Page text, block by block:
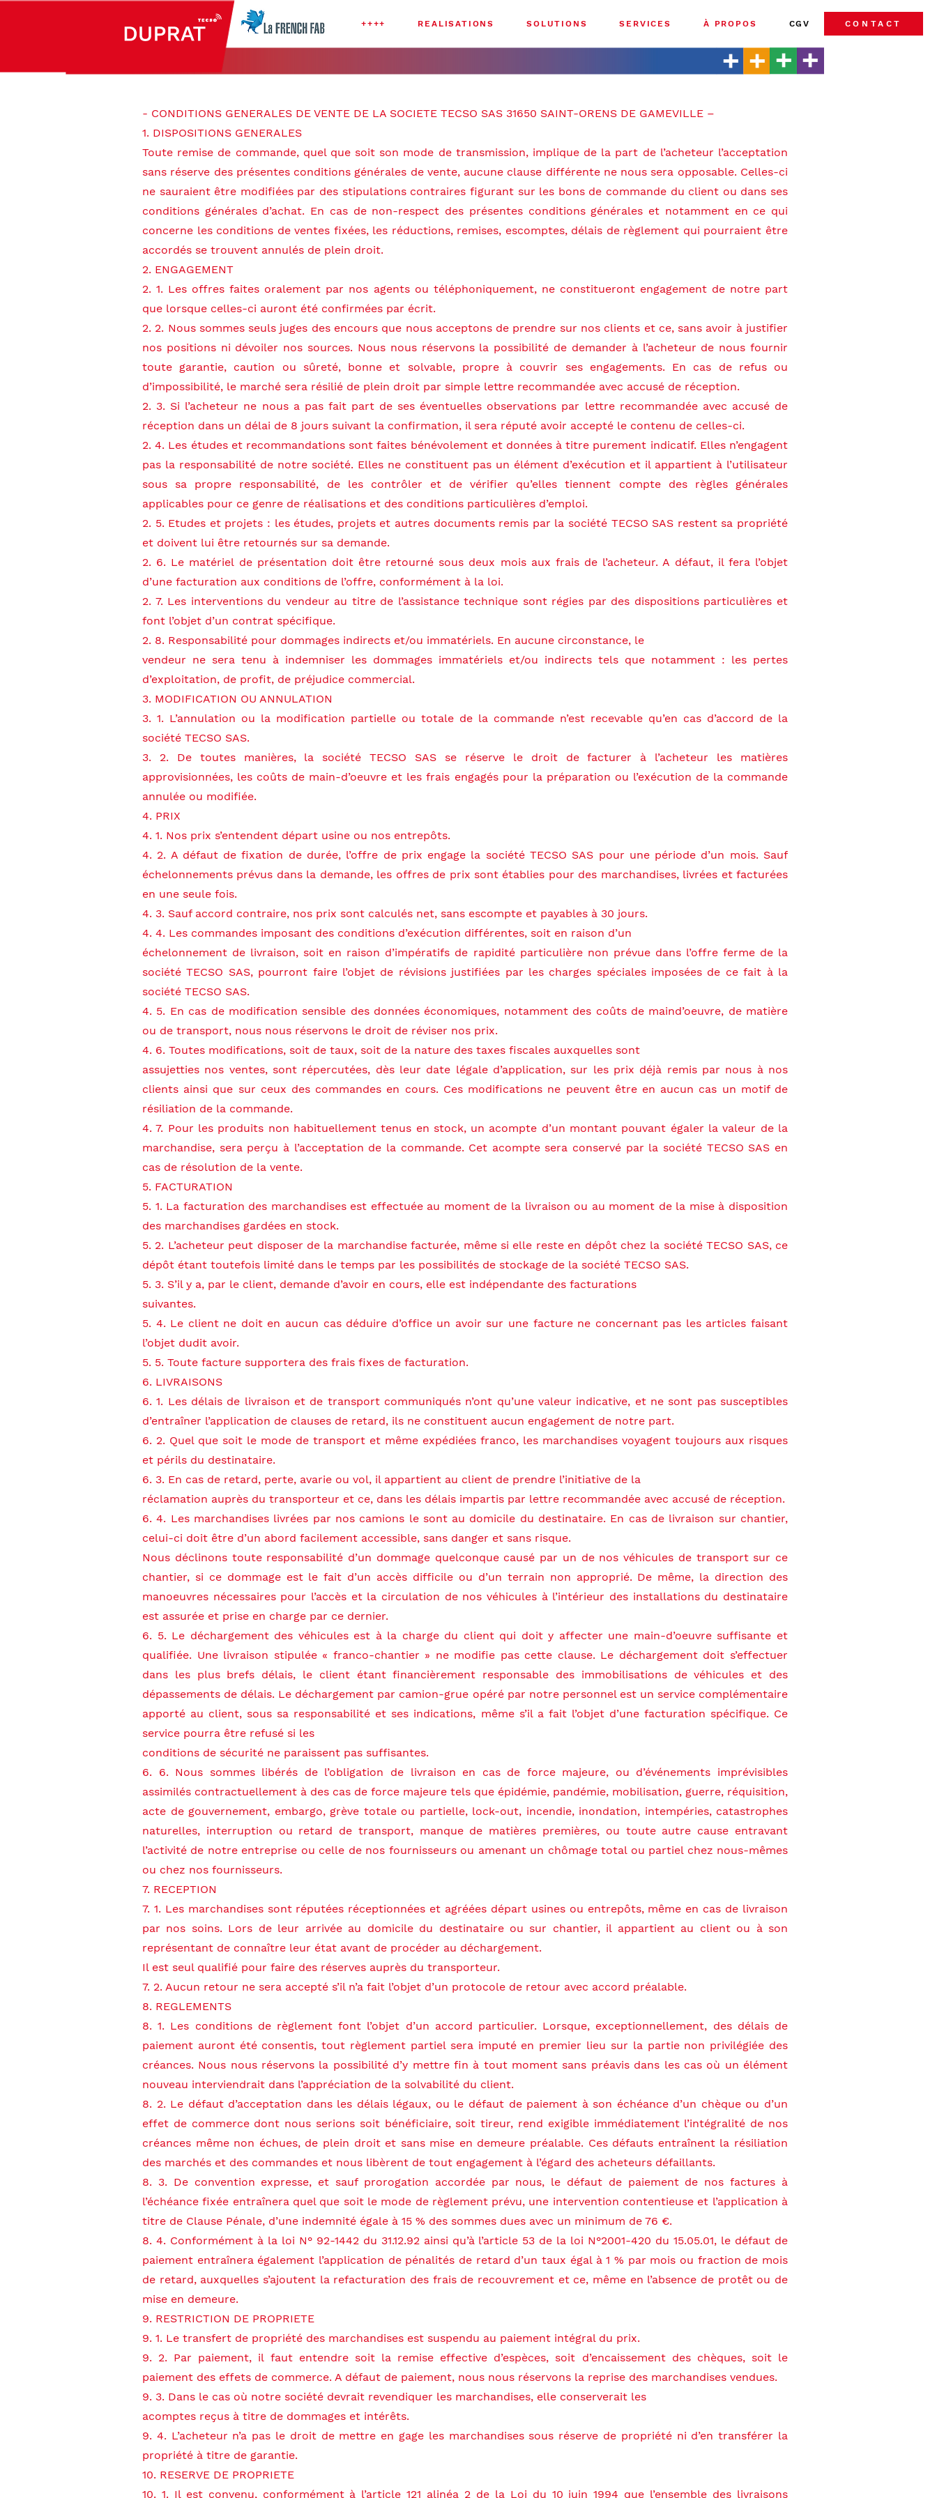
++++ REALISATIONS SOLUTIONS SERVICES À PROPOS CGV CONTACT
À propos de moi
- CONDITIONS GENERALES DE VENTE DE LA SOCIETE TECSO SAS 31650 SAINT-ORENS DE GAMEVILLE –
1. DISPOSITIONS GENERALES
Toute remise de commande, quel que soit son mode de transmission, implique de la part de l’acheteur l’acceptation
sans réserve des présentes conditions générales de vente, aucune clause différente ne nous sera opposable. Celles-ci
ne sauraient être modifiées par des stipulations contraires figurant sur les bons de commande du client ou dans ses
conditions générales d’achat. En cas de non-respect des présentes conditions générales et notamment en ce qui
concerne les conditions de ventes fixées, les réductions, remises, escomptes, délais de règlement qui pourraient être
accordés se trouvent annulés de plein droit.
2. ENGAGEMENT
2. 1. Les offres faites oralement par nos agents ou téléphoniquement, ne constitueront engagement de notre part
que lorsque celles-ci auront été confirmées par écrit.
2. 2. Nous sommes seuls juges des encours que nous acceptons de prendre sur nos clients et ce, sans avoir à justifier
nos positions ni dévoiler nos sources. Nous nous réservons la possibilité de demander à l’acheteur de nous fournir
toute garantie, caution ou sûreté, bonne et solvable, propre à couvrir ses engagements. En cas de refus ou
d’impossibilité, le marché sera résilié de plein droit par simple lettre recommandée avec accusé de réception.
2. 3. Si l’acheteur ne nous a pas fait part de ses éventuelles observations par lettre recommandée avec accusé de
réception dans un délai de 8 jours suivant la confirmation, il sera réputé avoir accepté le contenu de celles-ci.
2. 4. Les études et recommandations sont faites bénévolement et données à titre purement indicatif. Elles n’engagent
pas la responsabilité de notre société. Elles ne constituent pas un élément d’exécution et il appartient à l’utilisateur
sous sa propre responsabilité, de les contrôler et de vérifier qu’elles tiennent compte des règles générales
applicables pour ce genre de réalisations et des conditions particulières d’emploi.
2. 5. Etudes et projets : les études, projets et autres documents remis par la société TECSO SAS restent sa propriété
et doivent lui être retournés sur sa demande.
2. 6. Le matériel de présentation doit être retourné sous deux mois aux frais de l’acheteur. A défaut, il fera l’objet
d’une facturation aux conditions de l’offre, conformément à la loi.
2. 7. Les interventions du vendeur au titre de l’assistance technique sont régies par des dispositions particulières et
font l’objet d’un contrat spécifique.
2. 8. Responsabilité pour dommages indirects et/ou immatériels. En aucune circonstance, le
vendeur ne sera tenu à indemniser les dommages immatériels et/ou indirects tels que notamment : les pertes
d’exploitation, de profit, de préjudice commercial.
3. MODIFICATION OU ANNULATION
3. 1. L’annulation ou la modification partielle ou totale de la commande n’est recevable qu’en cas d’accord de la
société TECSO SAS.
3. 2. De toutes manières, la société TECSO SAS se réserve le droit de facturer à l’acheteur les matières
approvisionnées, les coûts de main-d’oeuvre et les frais engagés pour la préparation ou l’exécution de la commande
annulée ou modifiée.
4. PRIX
4. 1. Nos prix s’entendent départ usine ou nos entrepôts.
4. 2. A défaut de fixation de durée, l’offre de prix engage la société TECSO SAS pour une période d’un mois. Sauf
échelonnements prévus dans la demande, les offres de prix sont établies pour des marchandises, livrées et facturées
en une seule fois.
4. 3. Sauf accord contraire, nos prix sont calculés net, sans escompte et payables à 30 jours.
4. 4. Les commandes imposant des conditions d’exécution différentes, soit en raison d’un
échelonnement de livraison, soit en raison d’impératifs de rapidité particulière non prévue dans l’offre ferme de la
société TECSO SAS, pourront faire l’objet de révisions justifiées par les charges spéciales imposées de ce fait à la
société TECSO SAS.
4. 5. En cas de modification sensible des données économiques, notamment des coûts de maind’oeuvre, de matière
ou de transport, nous nous réservons le droit de réviser nos prix.
4. 6. Toutes modifications, soit de taux, soit de la nature des taxes fiscales auxquelles sont
assujetties nos ventes, sont répercutées, dès leur date légale d’application, sur les prix déjà remis par nous à nos
clients ainsi que sur ceux des commandes en cours. Ces modifications ne peuvent être en aucun cas un motif de
résiliation de la commande.
4. 7. Pour les produits non habituellement tenus en stock, un acompte d’un montant pouvant égaler la valeur de la
marchandise, sera perçu à l’acceptation de la commande. Cet acompte sera conservé par la société TECSO SAS en
cas de résolution de la vente.
5. FACTURATION
5. 1. La facturation des marchandises est effectuée au moment de la livraison ou au moment de la mise à disposition
des marchandises gardées en stock.
5. 2. L’acheteur peut disposer de la marchandise facturée, même si elle reste en dépôt chez la société TECSO SAS, ce
dépôt étant toutefois limité dans le temps par les possibilités de stockage de la société TECSO SAS.
5. 3. S’il y a, par le client, demande d’avoir en cours, elle est indépendante des facturations
suivantes.
5. 4. Le client ne doit en aucun cas déduire d’office un avoir sur une facture ne concernant pas les articles faisant
l’objet dudit avoir.
5. 5. Toute facture supportera des frais fixes de facturation.
6. LIVRAISONS
6. 1. Les délais de livraison et de transport communiqués n’ont qu’une valeur indicative, et ne sont pas susceptibles
d’entraîner l’application de clauses de retard, ils ne constituent aucun engagement de notre part.
6. 2. Quel que soit le mode de transport et même expédiées franco, les marchandises voyagent toujours aux risques
et périls du destinataire.
6. 3. En cas de retard, perte, avarie ou vol, il appartient au client de prendre l’initiative de la
réclamation auprès du transporteur et ce, dans les délais impartis par lettre recommandée avec accusé de réception.
6. 4. Les marchandises livrées par nos camions le sont au domicile du destinataire. En cas de livraison sur chantier,
celui-ci doit être d’un abord facilement accessible, sans danger et sans risque.
Nous déclinons toute responsabilité d’un dommage quelconque causé par un de nos véhicules de transport sur ce
chantier, si ce dommage est le fait d’un accès difficile ou d’un terrain non approprié. De même, la direction des
manoeuvres nécessaires pour l’accès et la circulation de nos véhicules à l’intérieur des installations du destinataire
est assurée et prise en charge par ce dernier.
6. 5. Le déchargement des véhicules est à la charge du client qui doit y affecter une main-d’oeuvre suffisante et
qualifiée. Une livraison stipulée « franco-chantier » ne modifie pas cette clause. Le déchargement doit s’effectuer
dans les plus brefs délais, le client étant financièrement responsable des immobilisations de véhicules et des
dépassements de délais. Le déchargement par camion-grue opéré par notre personnel est un service complémentaire
apporté au client, sous sa responsabilité et ses indications, même s’il a fait l’objet d’une facturation spécifique. Ce
service pourra être refusé si les
conditions de sécurité ne paraissent pas suffisantes.
6. 6. Nous sommes libérés de l’obligation de livraison en cas de force majeure, ou d’événements imprévisibles
assimilés contractuellement à des cas de force majeure tels que épidémie, pandémie, mobilisation, guerre, réquisition,
acte de gouvernement, embargo, grève totale ou partielle, lock-out, incendie, inondation, intempéries, catastrophes
naturelles, interruption ou retard de transport, manque de matières premières, ou toute autre cause entravant
l’activité de notre entreprise ou celle de nos fournisseurs ou amenant un chômage total ou partiel chez nous-mêmes
ou chez nos fournisseurs.
7. RECEPTION
7. 1. Les marchandises sont réputées réceptionnées et agréées départ usines ou entrepôts, même en cas de livraison
par nos soins. Lors de leur arrivée au domicile du destinataire ou sur chantier, il appartient au client ou à son
représentant de connaître leur état avant de procéder au déchargement.
Il est seul qualifié pour faire des réserves auprès du transporteur.
7. 2. Aucun retour ne sera accepté s’il n’a fait l’objet d’un protocole de retour avec accord préalable.
8. REGLEMENTS
8. 1. Les conditions de règlement font l’objet d’un accord particulier. Lorsque, exceptionnellement, des délais de
paiement auront été consentis, tout règlement partiel sera imputé en premier lieu sur la partie non privilégiée des
créances. Nous nous réservons la possibilité d’y mettre fin à tout moment sans préavis dans les cas où un élément
nouveau interviendrait dans l’appréciation de la solvabilité du client.
8. 2. Le défaut d’acceptation dans les délais légaux, ou le défaut de paiement à son échéance d’un chèque ou d’un
effet de commerce dont nous serions soit bénéficiaire, soit tireur, rend exigible immédiatement l’intégralité de nos
créances même non échues, de plein droit et sans mise en demeure préalable. Ces défauts entraînent la résiliation
des marchés et des commandes et nous libèrent de tout engagement à l’égard des acheteurs défaillants.
8. 3. De convention expresse, et sauf prorogation accordée par nous, le défaut de paiement de nos factures à
l’échéance fixée entraînera quel que soit le mode de règlement prévu, une intervention contentieuse et l’application à
titre de Clause Pénale, d’une indemnité égale à 15 % des sommes dues avec un minimum de 76 €.
8. 4. Conformément à la loi N° 92-1442 du 31.12.92 ainsi qu’à l’article 53 de la loi N°2001-420 du 15.05.01, le défaut de
paiement entraînera également l’application de pénalités de retard d’un taux égal à 1 % par mois ou fraction de mois
de retard, auxquelles s’ajoutent la refacturation des frais de recouvrement et ce, même en l’absence de protêt ou de
mise en demeure.
9. RESTRICTION DE PROPRIETE
9. 1. Le transfert de propriété des marchandises est suspendu au paiement intégral du prix.
9. 2. Par paiement, il faut entendre soit la remise effective d’espèces, soit d’encaissement des chèques, soit le
paiement des effets de commerce. A défaut de paiement, nous nous réservons la reprise des marchandises vendues.
9. 3. Dans le cas où notre société devrait revendiquer les marchandises, elle conserverait les
acomptes reçus à titre de dommages et intérêts.
9. 4. L’acheteur n’a pas le droit de mettre en gage les marchandises sous réserve de propriété ni d’en transférer la
propriété à titre de garantie.
10. RESERVE DE PROPRIETE
10. 1. Il est convenu, conformément à l’article 121 alinéa 2 de la Loi du 10 juin 1994 que l’ensemble des livraisons